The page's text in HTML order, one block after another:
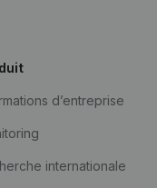
d’entreprise
internationale